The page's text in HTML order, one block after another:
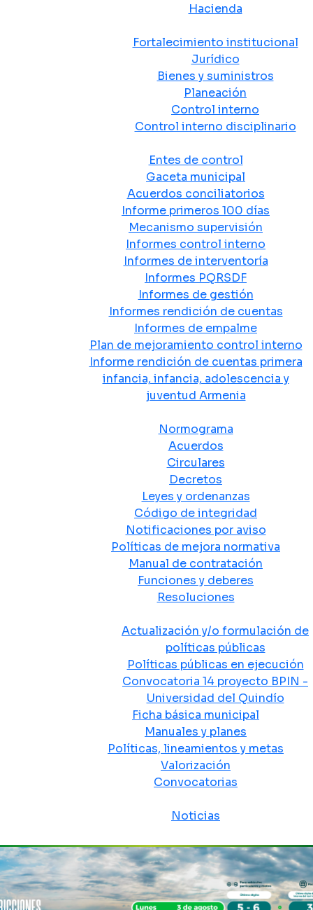
Hacienda
Fortalecimiento institucional
Jurídico
Bienes y suministros
Planeación
Control interno
Control interno disciplinario
Entes de control
Gaceta municipal
Acuerdos conciliatorios
Informe primeros 100 días
Mecanismo supervisión
Informes control interno
Informes de interventoría
Informes PQRSDF
Informes de gestión
Informes rendición de cuentas
Informes de empalme
Plan de mejoramiento control interno
Informe rendición de cuentas primera
infancia, infancia, adolescencia y
juventud Armenia
Normograma
Acuerdos
Circulares
Decretos
Leyes y ordenanzas
Código de integridad
Notificaciones por aviso
Políticas de mejora normativa
Manual de contratación
Funciones y deberes
Resoluciones
Actualización y/o formulación de
políticas públicas
Políticas públicas en ejecución
Convocatoria 14 proyecto BPIN -
Universidad del Quindío
Ficha básica municipal
Manuales y planes
Políticas, lineamientos y metas
Valorización
Convocatorias
Noticias